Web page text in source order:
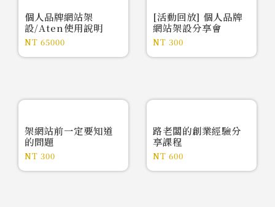
個人品牌網站架
設/Aten使用說明
NT 65000
[活動回放] 個人品牌
網站架設分享會
NT 300
架網站前一定要知道
的問題
NT 300
路老闆的創業經驗分
享課程
NT 600